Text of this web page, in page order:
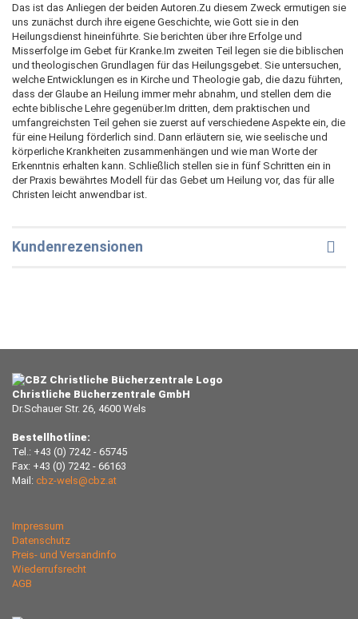
Das ist das Anliegen der beiden Autoren.Zu diesem Zweck ermutigen sie
uns zunächst durch ihre eigene Geschichte, wie Gott sie in den
Heilungsdienst hineinführte. Sie berichten über ihre Erfolge und
Misserfolge im Gebet für Kranke.Im zweiten Teil legen sie die biblischen
und theologischen Grundlagen für das Heilungsgebet. Sie untersuchen,
welche Entwicklungen es in Kirche und Theologie gab, die dazu führten,
dass der Glaube an Heilung immer mehr abnahm, und stellen dem die
echte biblische Lehre gegenüber.Im dritten, dem praktischen und
umfangreichsten Teil gehen sie zuerst auf verschiedene Aspekte ein, die
für eine Heilung förderlich sind. Dann erläutern sie, wie seelische und
körperliche Krankheiten zusammenhängen und wie man Worte der
Erkenntnis erhalten kann. Schließlich stellen sie in fünf Schritten ein in
der Praxis bewährtes Modell für das Gebet um Heilung vor, das für alle
Christen leicht anwendbar ist.
Kundenrezensionen
Christliche Bücherzentrale GmbH
Dr.Schauer Str. 26, 4600 Wels
Bestellhotline:
Tel.: +43 (0) 7242 - 65745
Fax: +43 (0) 7242 - 66163
Mail: cbz-wels@cbz.at
Impressum
Datenschutz
Preis- und Versandinfo
Wiederrufsrecht
AGB